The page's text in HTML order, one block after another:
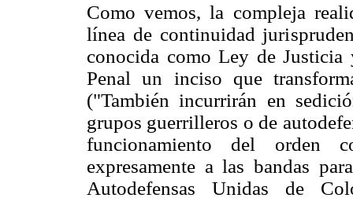
Como vemos, la compleja
línea de continuidad
conocida como Ley de
Penal un inciso que
("También incurrirán en
grupos guerrilleros o de
funcionamiento del orden
expresamente a las bandas
Autodefensas Unidas de